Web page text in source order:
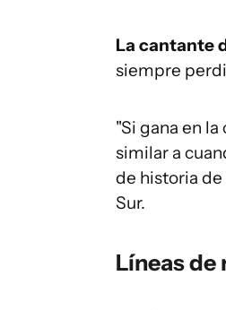
La cantante
siempre
"Si gana en
similar a
de historia
Sur.
Líneas